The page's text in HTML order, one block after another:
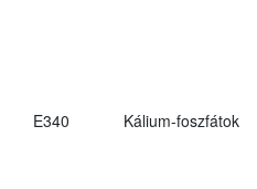
E340 Kálium-foszfátok